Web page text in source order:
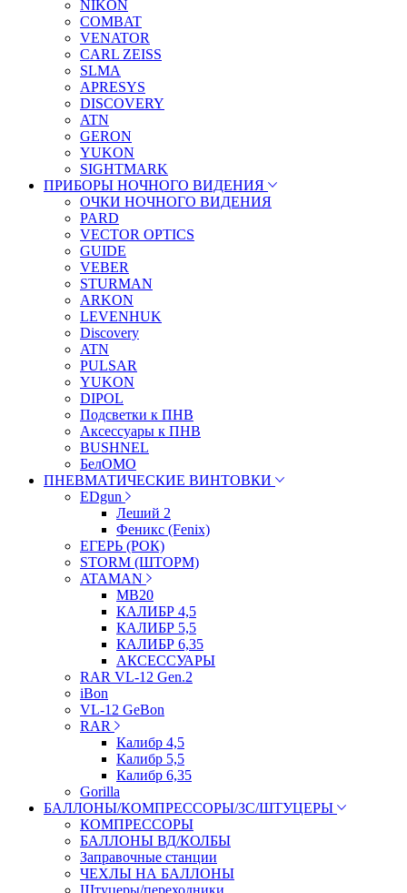
NIKON
COMBAT
VENATOR
CARL ZEISS
SLMA
APRESYS
DISCOVERY
ATN
GERON
YUKON
SIGHTMARK
ПРИБОРЫ НОЧНОГО ВИДЕНИЯ
ОЧКИ НОЧНОГО ВИДЕНИЯ
PARD
VECTOR OPTICS
GUIDE
VEBER
STURMAN
ARKON
LEVENHUK
Discovery
ATN
PULSAR
YUKON
DIPOL
Подсветки к ПНВ
Аксессуары к ПНВ
BUSHNEL
БелОМО
ПНЕВМАТИЧЕСКИЕ ВИНТОВКИ
EDgun
Леший 2
Феникс (Fenix)
ЕГЕРЬ (РОК)
STORM (ШТОРМ)
ATAMAN
МВ20
КАЛИБР 4,5
КАЛИБР 5,5
КАЛИБР 6,35
АКСЕССУАРЫ
RAR VL-12 Gen.2
iBon
VL-12 GeBon
RAR
Калибр 4,5
Калибр 5,5
Калибр 6,35
Gorilla
БАЛЛОНЫ/КОМПРЕССОРЫ/ЗС/ШТУЦЕРЫ
КОМПРЕССОРЫ
БАЛЛОНЫ ВД/КОЛБЫ
Заправочные станции
ЧЕХЛЫ НА БАЛЛОНЫ
Штуцеры/переходники